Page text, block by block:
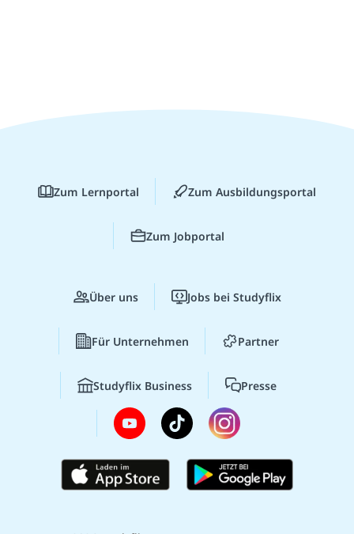
Zum Lernportal Zum Ausbildungsportal
Zum Jobportal
Über uns Jobs bei Studyflix
Für Unternehmen Partner
Studyflix Business Presse